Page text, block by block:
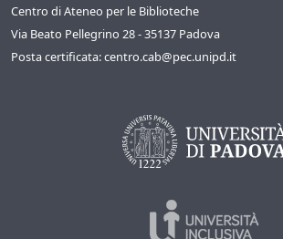
Centro di Ateneo per le Biblioteche
Via Beato Pellegrino 28 - 35137 Padova
Posta certificata: centro.cab@pec.unipd.it